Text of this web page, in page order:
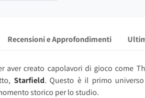
Recensioni e Approfondimenti
aver creato capolavori di gioco come
Starfield. Questo è il primo
storico per lo studio.